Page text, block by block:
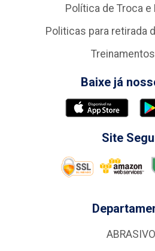
Política de Troca e
Politicas para retirada
Baixe já
Site